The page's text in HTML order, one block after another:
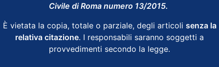
Civile di Roma numero 13/2015.
È vietata la copia, totale o parziale, degli articoli senza la
relativa citazione. I responsabili saranno soggetti a
provvedimenti secondo la legge.